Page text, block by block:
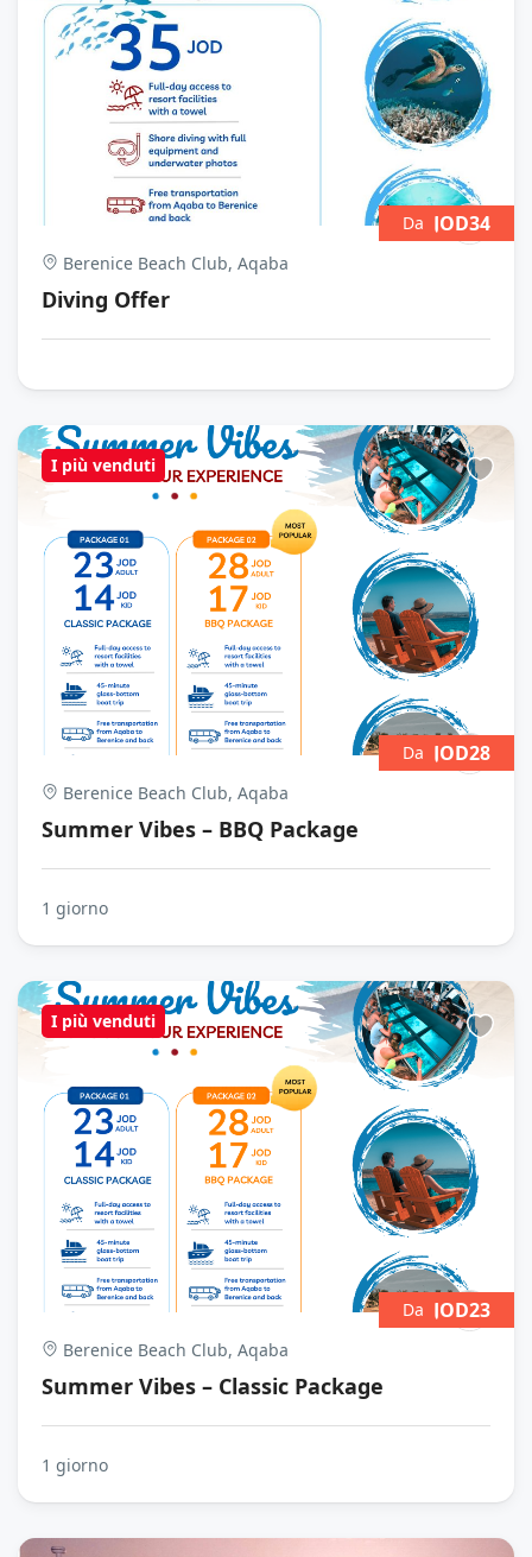
Berenice Beach Club, Aqaba
Diving Offer
Da JOD34
I più venduti
Berenice Beach Club, Aqaba
Summer Vibes – BBQ Package
Da JOD28
1 giorno
I più venduti
Berenice Beach Club, Aqaba
Summer Vibes – Classic Package
Da JOD23
1 giorno